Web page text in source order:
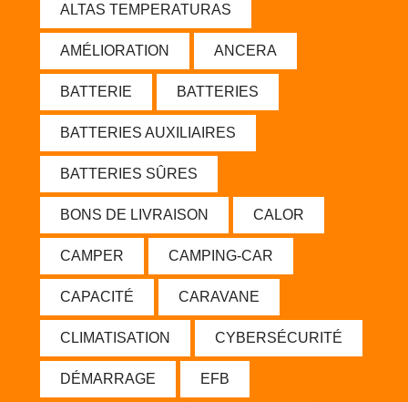
ALTAS TEMPERATURAS
AMÉLIORATION ANCERA
BATTERIE BATTERIES
BATTERIES AUXILIAIRES
BATTERIES SÛRES
BONS DE LIVRAISON CALOR
CAMPER CAMPING-CAR
CAPACITÉ CARAVANE
CLIMATISATION CYBERSÉCURITÉ
DÉMARRAGE EFB